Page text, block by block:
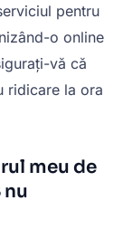
pentru
o online
vă că
ridicare la ora
meu de
nu